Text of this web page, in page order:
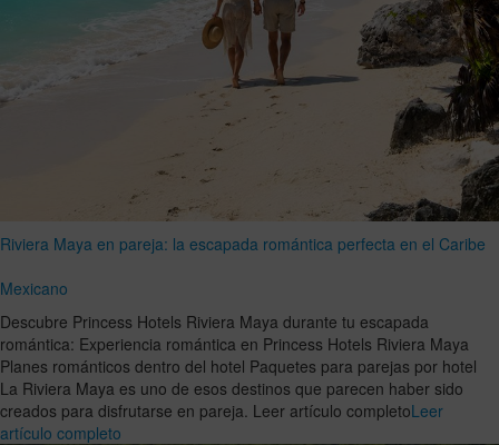
Riviera Maya en pareja: la escapada romántica perfecta en el Caribe
Mexicano
Descubre Princess Hotels Riviera Maya durante tu escapada
romántica: Experiencia romántica en Princess Hotels Riviera Maya
Planes románticos dentro del hotel Paquetes para parejas por hotel
La Riviera Maya es uno de esos destinos que parecen haber sido
creados para disfrutarse en pareja. Leer artículo completoLeer
artículo completo